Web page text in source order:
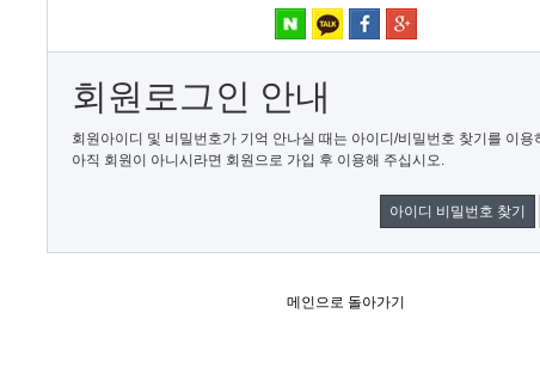
네이버 로그인카카오 로그인페이스북 로그인
구글 로그인
회원로그인 안내
회원아이디 및 비밀번호가 기억 안나실 때는 아이디/비밀번호 찾기를 이용
아직 회원이 아니시라면 회원으로 가입 후 이용해 주십시오.
아이디 비밀번호 찾기
메인으로 돌아가기